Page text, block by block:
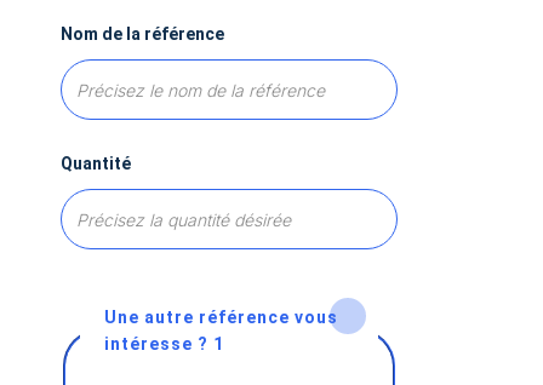
Nom de la référence
Quantité
Une autre référence vous
intéresse ? 1